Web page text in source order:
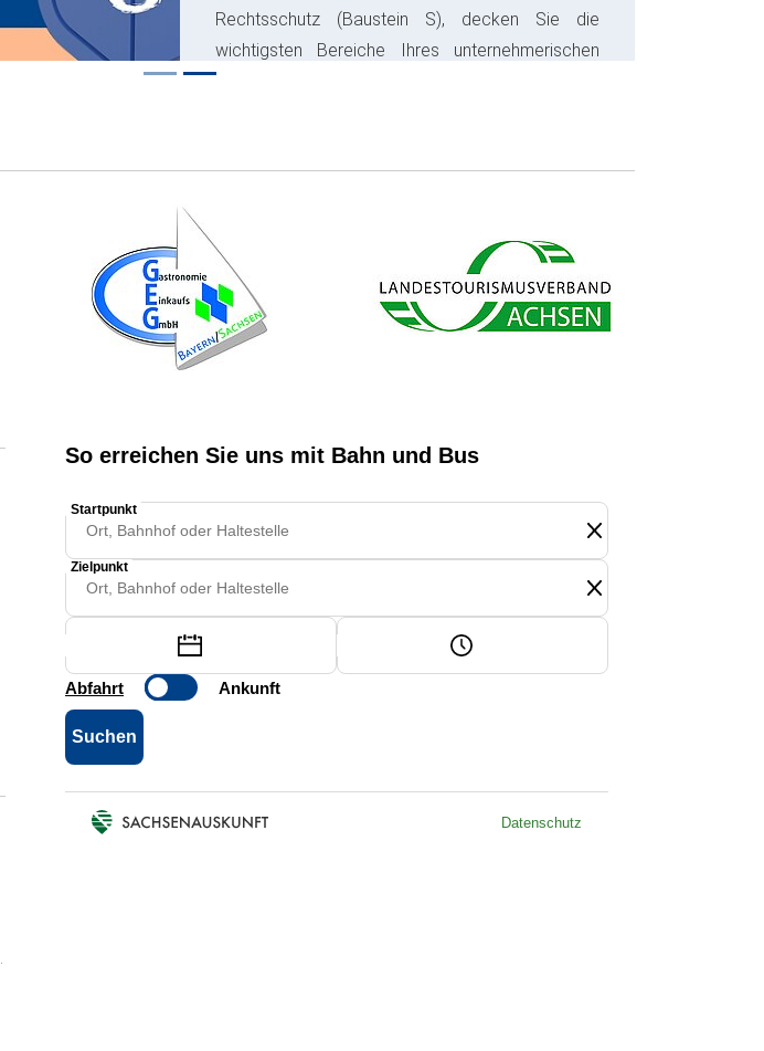
Rechtsschutz (Baustein S), decken Sie die
wichtigsten Bereiche Ihres unternehmerischen
Risikos ab und sparen bares Geld.